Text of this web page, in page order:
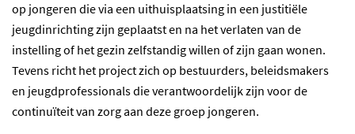
op jongeren die via een uithuisplaatsing in een justitiële
jeugdinrichting zijn geplaatst en na het verlaten van de
instelling of het gezin zelfstandig willen of zijn gaan wonen.
Tevens richt het project zich op bestuurders, beleidsmakers
en jeugdprofessionals die verantwoordelijk zijn voor de
continuïteit van zorg aan deze groep jongeren.